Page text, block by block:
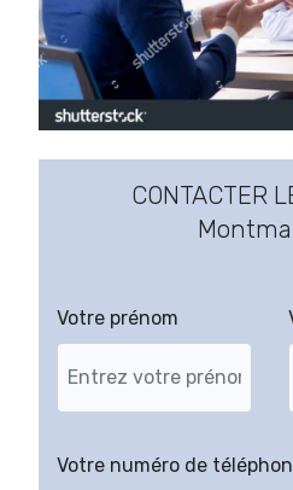
CONTACTER
Votre prénom
Votre numéro de